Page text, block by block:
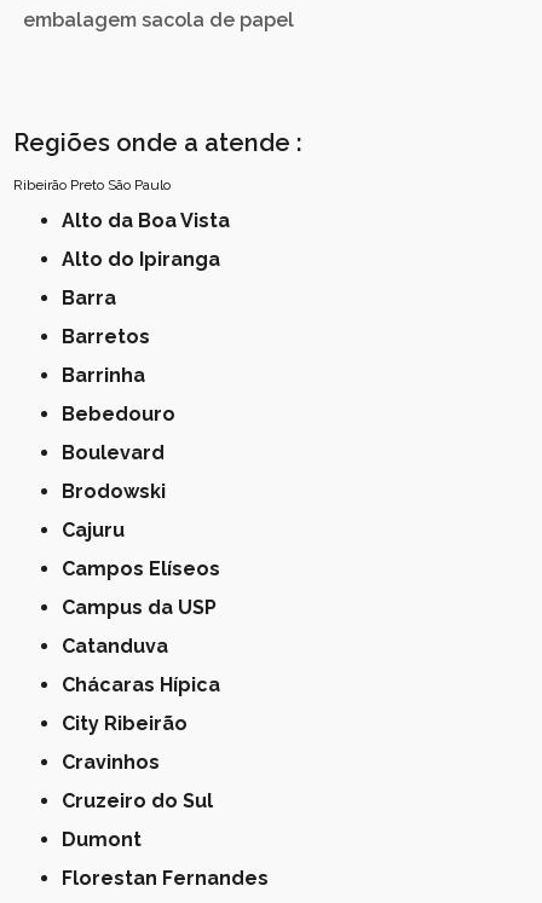
embalagem sacola de papel
Regiões onde a atende :
Ribeirão Preto São Paulo
Alto da Boa Vista
Alto do Ipiranga
Barra
Barretos
Barrinha
Bebedouro
Boulevard
Brodowski
Cajuru
Campos Elíseos
Campus da USP
Catanduva
Chácaras Hípica
City Ribeirão
Cravinhos
Cruzeiro do Sul
Dumont
Florestan Fernandes